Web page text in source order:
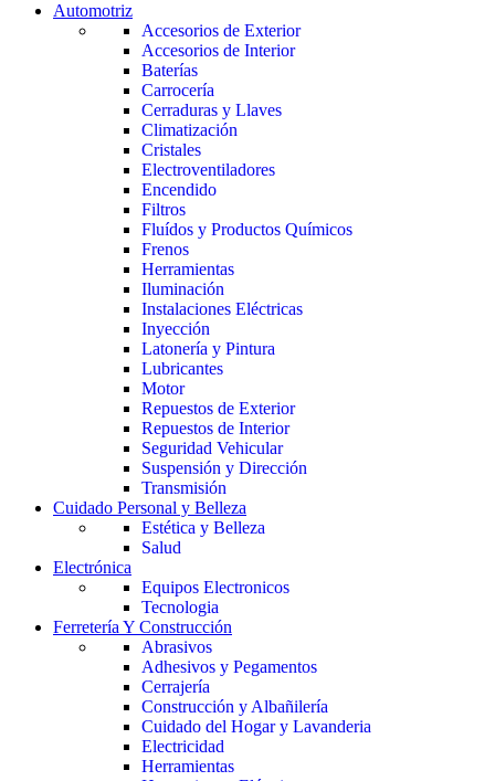
Automotriz
Accesorios de Exterior
Accesorios de Interior
Baterías
Carrocería
Cerraduras y Llaves
Climatización
Cristales
Electroventiladores
Encendido
Filtros
Fluídos y Productos Químicos
Frenos
Herramientas
Iluminación
Instalaciones Eléctricas
Inyección
Latonería y Pintura
Lubricantes
Motor
Repuestos de Exterior
Repuestos de Interior
Seguridad Vehicular
Suspensión y Dirección
Transmisión
Cuidado Personal y Belleza
Estética y Belleza
Salud
Electrónica
Equipos Electronicos
Tecnologia
Ferretería Y Construcción
Abrasivos
Adhesivos y Pegamentos
Cerrajería
Construcción y Albañilería
Cuidado del Hogar y Lavanderia
Electricidad
Herramientas